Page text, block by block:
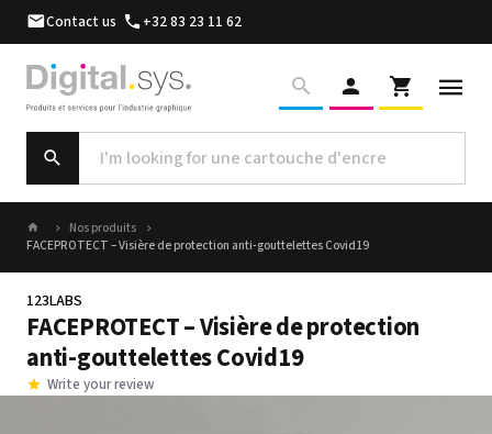
Contact us +32 83 23 11 62
Nos produits
FACEPROTECT – Visière de protection anti-gouttelettes Covid19
123LABS
FACEPROTECT – Visière de protection
anti-gouttelettes Covid19
Write your review